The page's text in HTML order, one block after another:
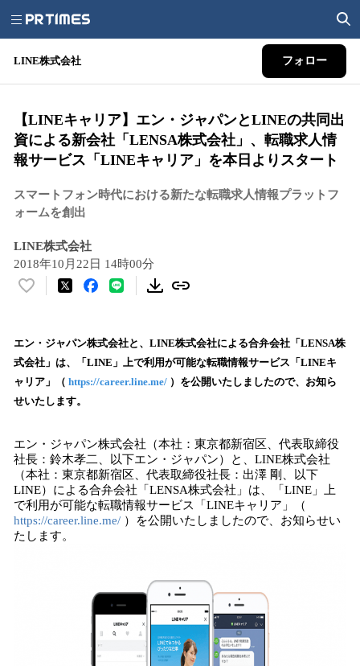
LINE株式会社 フォロー
【LINEキャリア】エン・ジャパンとLINEの共同出
資による新会社「LENSA株式会社」、転職求人情
報サービス「LINEキャリア」を本日よりスタート
スマートフォン時代における新たな転職求人情報プラットフ
ォームを創出
LINE株式会社
2018年10月22日 14時00分
い
！
数
を
読
み
中
で
す
エン・ジャパン株式会社と、LINE株式会社による合弁会社「LENSA株
式会社」は、「LINE」上で利用が可能な転職情報サービス「LINEキ
ャリア」（ https://career.line.me/ ）を公開いたしましたので、お知ら
せいたします。
エン・ジャパン株式会社（本社：東京都新宿区、代表取締役
社長：鈴木孝二、以下エン・ジャパン）と、LINE株式会社
（本社：東京都新宿区、代表取締役社長：出澤 剛、以下
LINE）による合弁会社「LENSA株式会社」は、「LINE」上
で利用が可能な転職情報サービス「LINEキャリア」（
https://career.line.me/ ）を公開いたしましたので、お知らせい
たします。